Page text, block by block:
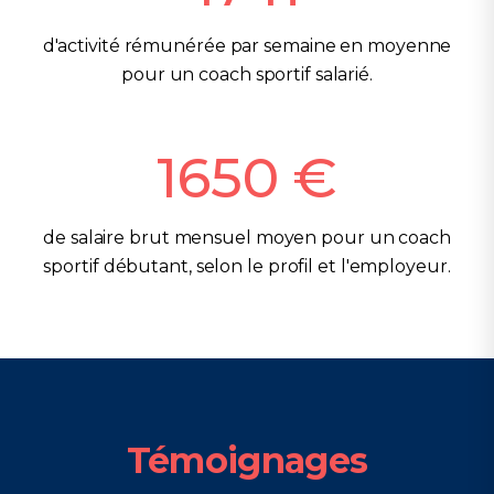
d'activité rémunérée par semaine en moyenne
pour un coach sportif salarié.
1650 €
de salaire brut mensuel moyen pour un coach
sportif débutant, selon le profil et l'employeur.
Témoignages